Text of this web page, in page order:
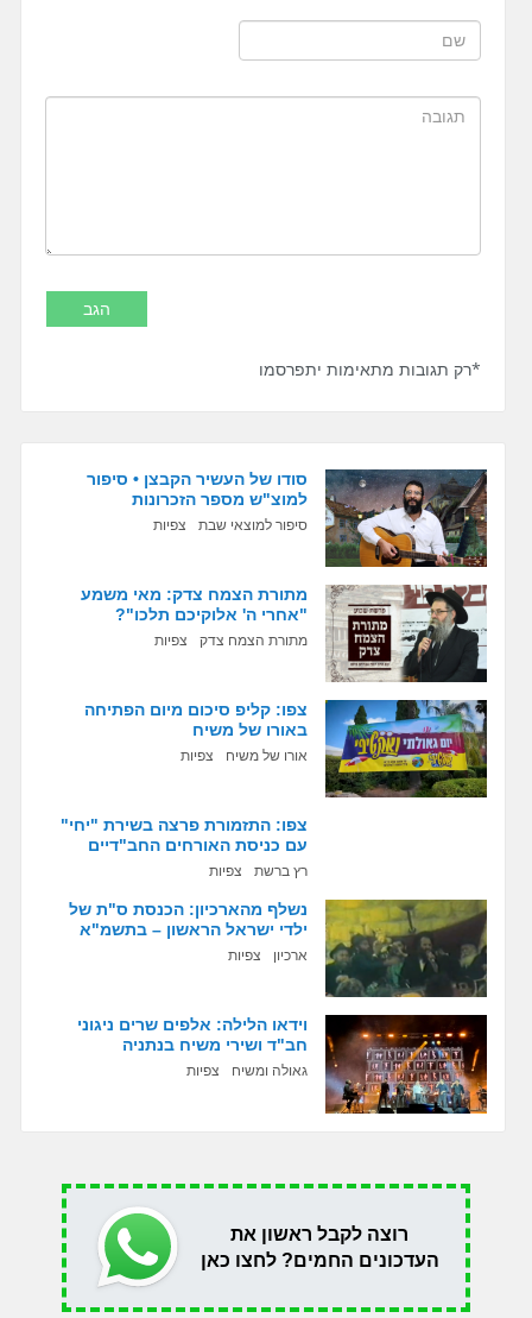
*רק תגובות מתאימות יתפרסמו
סודו של העשיר הקבצן • סיפור
למוצ"ש מספר הזכרונות
סיפור למוצאי שבת צפיות
מתורת הצמח צדק: מאי משמע
"אחרי ה' אלוקיכם תלכו"?
מתורת הצמח צדק צפיות
צפו: קליפ סיכום מיום הפתיחה
באורו של משיח
אורו של משיח צפיות
צפו: התזמורת פרצה בשירת "יחי"
עם כניסת האורחים החב"דיים
רץ ברשת צפיות
נשלף מהארכיון: הכנסת ס"ת של
ילדי ישראל הראשון – בתשמ"א
ארכיון צפיות
וידאו הלילה: אלפים שרים ניגוני
חב"ד ושירי משיח בנתניה
גאולה ומשיח צפיות
רוצה לקבל ראשון את
העדכונים החמים? לחצו כאן